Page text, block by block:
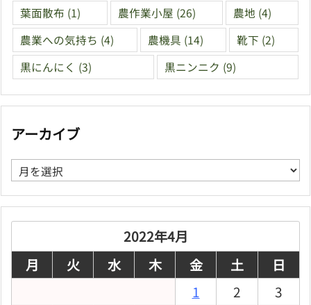
葉面散布 (1) 農作業小屋 (26) 農地 (4)
農業への気持ち (4) 農機具 (14) 靴下 (2)
黒にんにく (3) 黒ニンニク (9)
アーカイブ
ア
ー
カ
2022年4月
月
火 水 木 金 土
日
1
2
3